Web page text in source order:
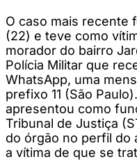
O caso mais recente
(22) e teve como
morador do bairro
Polícia Militar que
WhatsApp, uma
prefixo 11 (São
apresentou como
Tribunal de Justiça
do órgão no perfil do
a vítima de que se